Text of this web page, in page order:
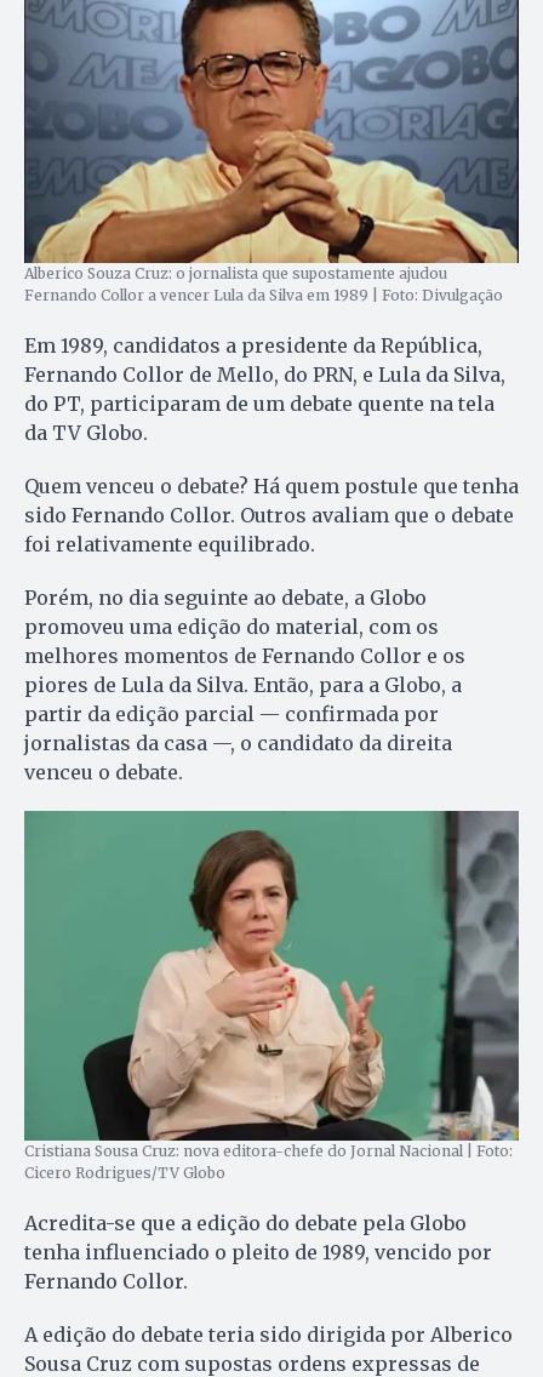
Alberico Souza Cruz: o jornalista que supostamente ajudou
Fernando Collor a vencer Lula da Silva em 1989 | Foto: Divulgação
Em 1989, candidatos a presidente da República,
Fernando Collor de Mello, do PRN, e Lula da Silva,
do PT, participaram de um debate quente na tela
da TV Globo.
Quem venceu o debate? Há quem postule que tenha
sido Fernando Collor. Outros avaliam que o debate
foi relativamente equilibrado.
Porém, no dia seguinte ao debate, a Globo
promoveu uma edição do material, com os
melhores momentos de Fernando Collor e os
piores de Lula da Silva. Então, para a Globo, a
partir da edição parcial — confirmada por
jornalistas da casa —, o candidato da direita
venceu o debate.
Cristiana Sousa Cruz: nova editora-chefe do Jornal Nacional | Foto:
Cicero Rodrigues/TV Globo
Acredita-se que a edição do debate pela Globo
tenha influenciado o pleito de 1989, vencido por
Fernando Collor.
A edição do debate teria sido dirigida por Alberico
Sousa Cruz com supostas ordens expressas de